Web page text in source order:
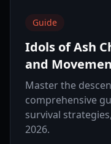
Guide
Idols of Ash
and
Master the
comprehensive
survival
2026.